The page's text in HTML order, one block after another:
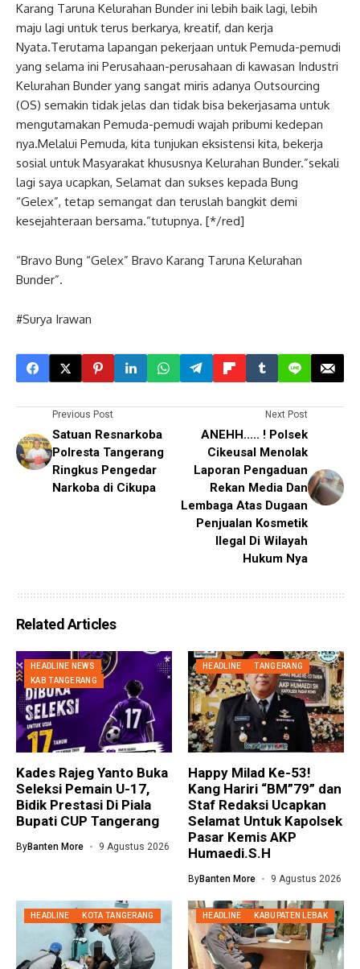
Karang Taruna Kelurahan Bunder ini lebih baik lagi, lebih
maju lagi untuk terus berkarya, kreatif, dan kerja
Nyata.Terutama lapangan pekerjaan untuk Pemuda-pemudi
yang selama ini Perusahaan-perusahaan di kawasan Industri
Kelurahan Bunder yang sangat miris adanya Outsourcing
(OS) semakin tidak jelas dan tidak bisa bekerjasama untuk
mengutamakan Pemuda-pemudi wajah pribumi kedepan
nya.Melalui Pemuda, kita tunjukan eksistensi kita, bekerja
sosial untuk Masyarakat khususnya Kelurahan Bunder.”sekali
lagi saya ucapkan, Selamat dan sukses kepada Bung
“Gelex”, tetap semangat dan teruslah bangkit demi
kesejahteraan bersama.”tutupnya. [*/red]
“Bravo Bung “Gelex” Bravo Karang Taruna Kelurahan
Bunder”.
#Surya Irawan
Previous Post
Satuan Resnarkoba
Polresta Tangerang
Ringkus Pengedar
Narkoba di Cikupa
Next Post
ANEHH..... ! Polsek
Cikeusal Menolak
Laporan Pengaduan
Rekan Media Dan
Lembaga Atas Dugaan
Penjualan Kosmetik
Ilegal Di Wilayah
Hukum Nya
Related Articles
HEADLINE NEWS
KAB TANGERANG
Kades Rajeg Yanto Buka
Seleksi Pemain U-17,
Bidik Prestasi Di Piala
Bupati CUP Tangerang
ByBanten More 9 Agustus 2026
HEADLINE TANGERANG
Happy Milad Ke-53!
Kang Hariri “BM”79” dan
Staf Redaksi Ucapkan
Selamat Untuk Kapolsek
Pasar Kemis AKP
Humaedi.S.H
ByBanten More 9 Agustus 2026
HEADLINE KOTA TANGERANG HEADLINE KABUPATEN LEBAK